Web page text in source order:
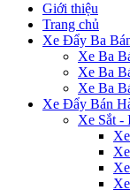
Giới thiệu
Trang chủ
Xe Đẩy Ba
Xe Ba
Xe Ba
Xe Ba
Xe Đẩy Bán
Xe Sắt -